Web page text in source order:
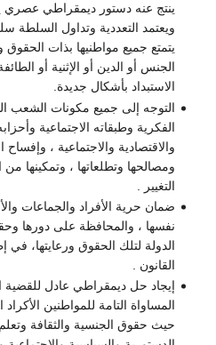
ينتج عنه دستور ديمقراطي عصري
ويعتمد التعددية وتداول السلطة
يتمتع جميع مواطنيها بذات
الجنس أو الدين أو الإثنية أو
الاستبداد بأشكال جديدة.
التوجه إلى جميع مكونات الشعب
الفكرية وطبقاته الاجتماعية
والاقتصادية والاجتماعية ، وإفساح
ومصالحها وتطلعاتها ، وتمكينها
التغيير .
ضمان حرية الأفراد والجماعات
نفسها ، والمحافظة على دورها
الدولة لتلك الحقوق ورعايتها،
القانون .
إيجاد حل ديمقراطي عادل
المساواة التامة للمواطنين
حيث حقوق الجنسية والثقافة